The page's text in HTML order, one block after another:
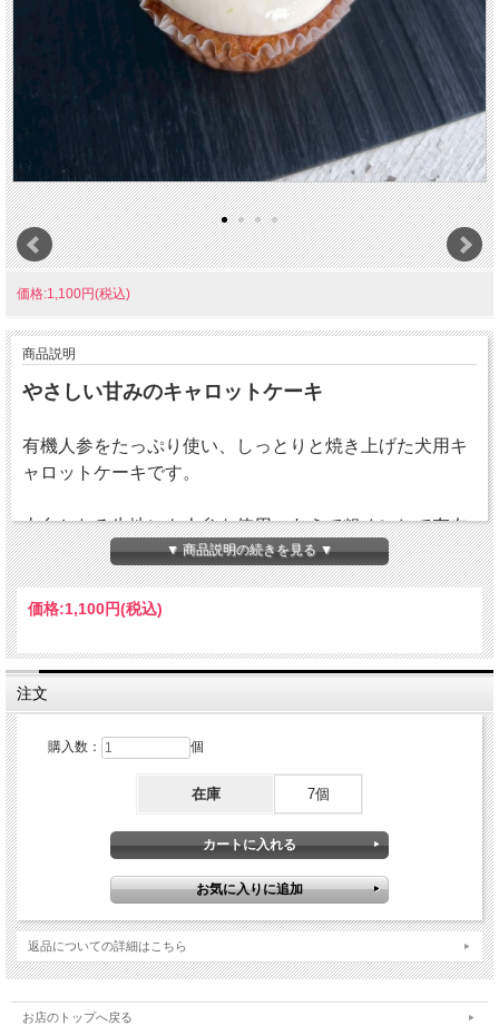
価格:1,100円(税込)
商品説明
やさしい甘みのキャロットケーキ
有機人参をたっぷり使い、しっとりと焼き上げた犬用キ
ャロットケーキです。
土台となる生地にも人参を使用。あえて粗めにして存在
感を出しました。
さらに、ローストしたくるみでは食感、ココナッツとシ
ナモンでは風味豊かな香りをお楽しみいただけます。
キャロットケーキといえばフロスティングも大切なポイ
ント！
クリームチーズは牛乳から手作りし、ほんのりと爽やか
鮮やかな人参のグラッセとピスタチオを添え、上品で華
一般的なキャロットケーキのようにスパイスを効かせる
のではなく、人参本来のやさしい甘みを活かしたこだわ
りの詰まったキャロットケーキ、お楽しみください。
保存料・着色料・乳化剤などの添加物を使用せず、一つ
ひとつ丁寧にお作りしております。
▼ 商品説明の続きを見る ▼
価格:1,100円(税込)
注文
購入数： 個
在庫 7個
返品についての詳細はこちら
お店のトップへ戻る